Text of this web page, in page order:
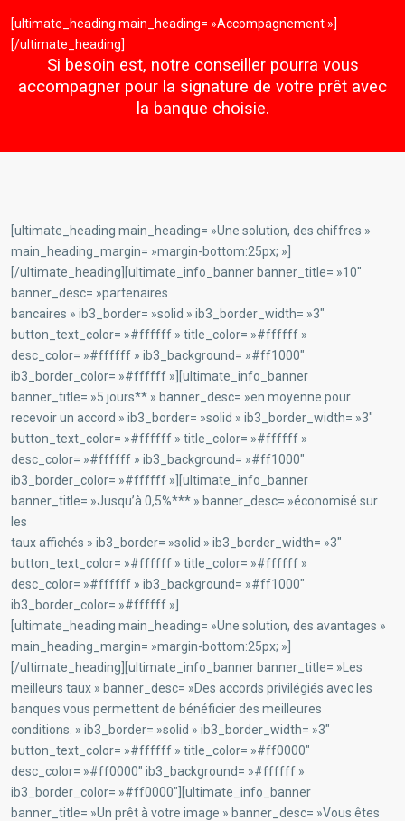
[ultimate_heading main_heading= »Accompagnement »]
[/ultimate_heading]
Si besoin est, notre conseiller pourra vous
accompagner pour la signature de votre prêt avec
la banque choisie.
[ultimate_heading main_heading= »Une solution, des chiffres »
main_heading_margin= »margin-bottom:25px; »]
[/ultimate_heading][ultimate_info_banner banner_title= »10″
banner_desc= »partenaires
bancaires » ib3_border= »solid » ib3_border_width= »3″
button_text_color= »#ffffff » title_color= »#ffffff »
desc_color= »#ffffff » ib3_background= »#ff1000″
ib3_border_color= »#ffffff »][ultimate_info_banner
banner_title= »5 jours** » banner_desc= »en moyenne pour
recevoir un accord » ib3_border= »solid » ib3_border_width= »3″
button_text_color= »#ffffff » title_color= »#ffffff »
desc_color= »#ffffff » ib3_background= »#ff1000″
ib3_border_color= »#ffffff »][ultimate_info_banner
banner_title= »Jusqu’à 0,5%*** » banner_desc= »économisé sur
les
taux affichés » ib3_border= »solid » ib3_border_width= »3″
button_text_color= »#ffffff » title_color= »#ffffff »
desc_color= »#ffffff » ib3_background= »#ff1000″
ib3_border_color= »#ffffff »]
[ultimate_heading main_heading= »Une solution, des avantages »
main_heading_margin= »margin-bottom:25px; »]
[/ultimate_heading][ultimate_info_banner banner_title= »Les
meilleurs taux » banner_desc= »Des accords privilégiés avec les
banques vous permettent de bénéficier des meilleures
conditions. » ib3_border= »solid » ib3_border_width= »3″
button_text_color= »#ffffff » title_color= »#ff0000″
desc_color= »#ff0000″ ib3_background= »#ffffff »
ib3_border_color= »#ff0000″][ultimate_info_banner
banner_title= »Un prêt à votre image » banner_desc= »Vous êtes